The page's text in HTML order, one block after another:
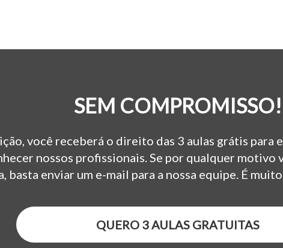
SEM COMPROMISSO!
você receberá o direito das 3 aulas grátis para
nossos profissionais. Se por qualquer motivo
basta enviar um e-mail para a nossa equipe. É
QUERO 3 AULAS GRATUITAS